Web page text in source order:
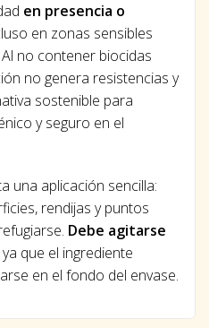
en presencia o
en zonas sensibles
no contener biocidas
no genera resistencias y
sostenible para
y seguro en el
una aplicación sencilla:
rendijas y puntos
Debe agitarse
ya que el ingrediente
en el fondo del envase.